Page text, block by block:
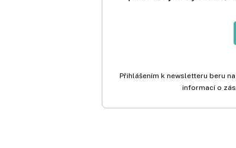
Přihlášením k newsletteru beru
informací o